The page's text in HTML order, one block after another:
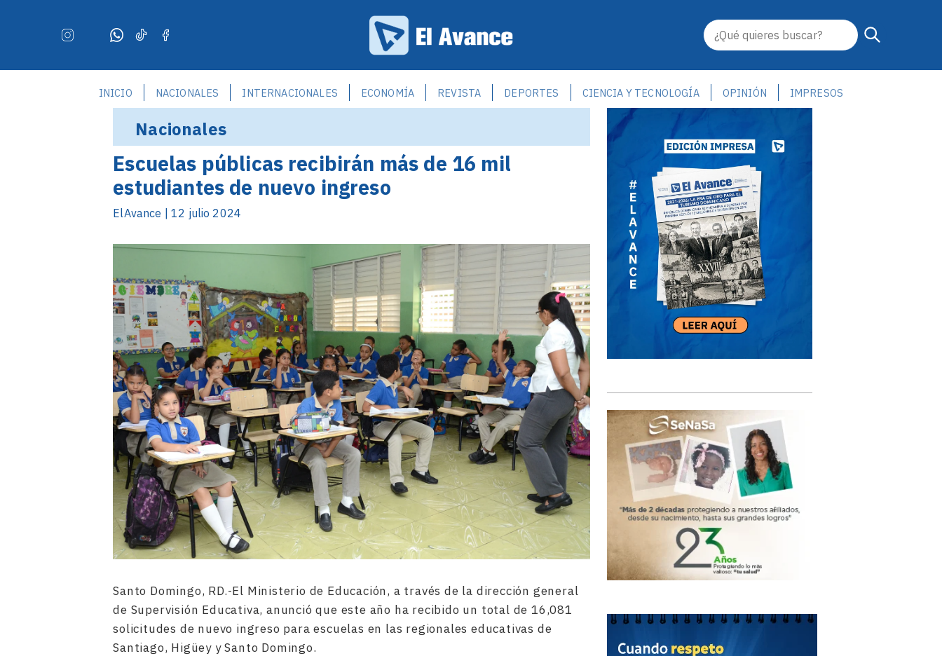
INICIO NACIONALES INTERNACIONALES ECONOMÍA REVISTA DEPORTES CIENCIA Y TECNOLOGÍA OPINIÓN IMPRESOS
Nacionales
Escuelas públicas recibirán más de 16 mil
estudiantes de nuevo ingreso
ElAvance | 12 julio 2024
Santo Domingo, RD.-El Ministerio de Educación, a través de la dirección general
de Supervisión Educativa, anunció que este año ha recibido un total de 16,081
solicitudes de nuevo ingreso para escuelas en las regionales educativas de
Santiago, Higüey y Santo Domingo.